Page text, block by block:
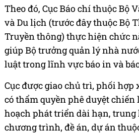
Theo đó, Cục Báo chí thuộc Bộ
và Du lịch (trước đây thuộc Bộ
Truyền thông) thực hiện chức
giúp Bộ trưởng quản lý nhà
luật trong lĩnh vực báo in và
Cục được giao chủ trì, phối
có thẩm quyền phê duyệt chiến
hoạch phát triển dài hạn, trung
chương trình, đề án, dự án